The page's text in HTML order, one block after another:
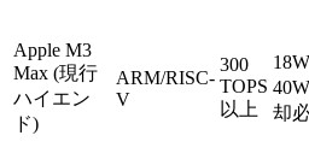
Apple M3
Max (現行
ハイエン
ド)
ARM/RISC-
V
300
TOPS
以上
却